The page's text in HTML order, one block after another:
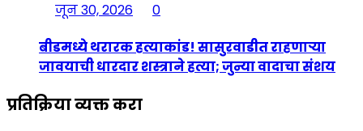
जून 30, 2026
0
बीडमध्ये थरारक हत्याकांड! सासुरवाडीत राहणाऱ्या
जावयाची धारदार शस्त्राने हत्या; जुन्या वादाचा संशय
प्रतिक्रिया व्यक्त करा